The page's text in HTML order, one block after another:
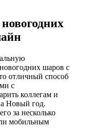
шаров с
отличный способ
с
коллегам и
Новый год.
за несколько
мобильным